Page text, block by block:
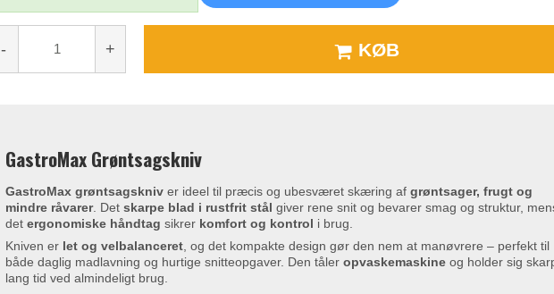
- + KØB
GastroMax Grøntsagskniv
GastroMax grøntsagskniv er ideel til præcis og ubesværet skæring af grøntsager, frugt og
mindre råvarer. Det skarpe blad i rustfrit stål giver rene snit og bevarer smag og struktur,
det ergonomiske håndtag sikrer komfort og kontrol i brug.
Kniven er let og velbalanceret, og det kompakte design gør den nem at manøvrere – perfekt til
både daglig madlavning og hurtige snitteopgaver. Den tåler opvaskemaskine og holder sig
lang tid ved almindeligt brug.